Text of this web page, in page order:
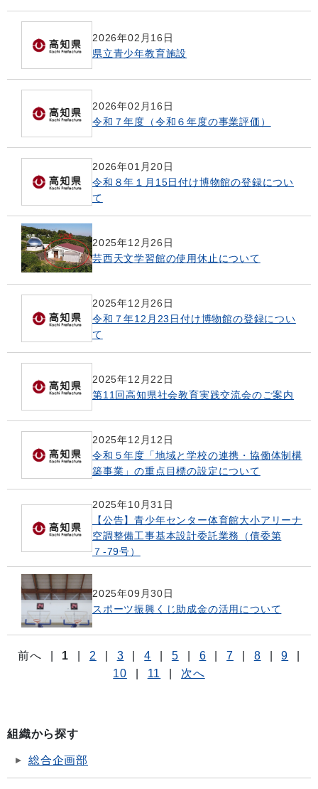
2026年02月16日
県立青少年教育施設
2026年02月16日
令和７年度（令和６年度の事業評価）
2026年01月20日
令和８年１月15日付け博物館の登録につい
て
2025年12月26日
芸西天文学習館の使用休止について
2025年12月26日
令和７年12月23日付け博物館の登録につい
て
2025年12月22日
第11回高知県社会教育実践交流会のご案内
2025年12月12日
令和５年度「地域と学校の連携・協働体制構
築事業」の重点目標の設定について
2025年10月31日
【公告】青少年センター体育館大小アリーナ
空調整備工事基本設計委託業務（債委第
７-79号）
2025年09月30日
スポーツ振興くじ助成金の活用について
前へ 1 2 3 4 5 6 7 8 9
10
11 次へ
組織から探す
総合企画部